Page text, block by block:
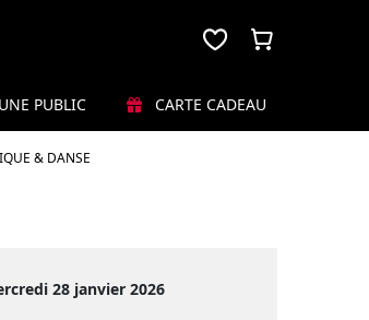
& DANSE
PUBLIC CARTE CADEAU
28 janvier 2026